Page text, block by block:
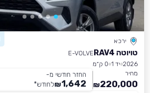
ירכא
טויוטה RAV4
E-VOLVE
2026 יד 1
0 ק״מ
מחיר
220,000
₪
החזר חודשי מ-
1,642
₪לחודש*